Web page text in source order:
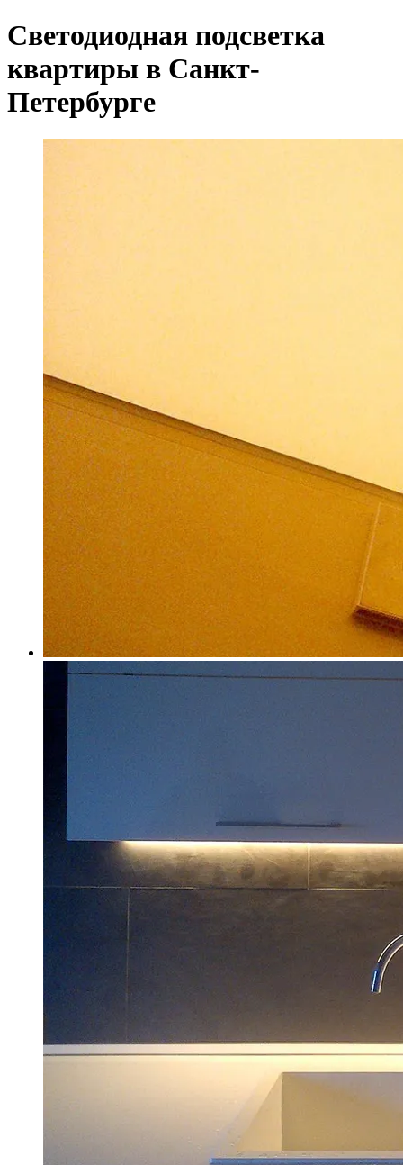
Светодиодная подсветка
квартиры в Санкт-
Петербурге